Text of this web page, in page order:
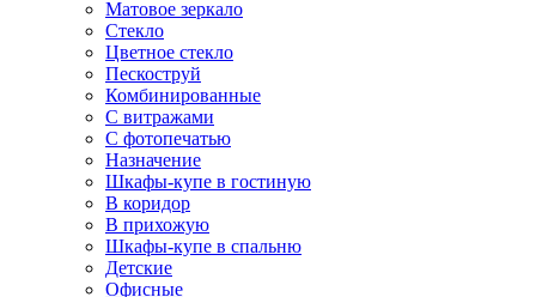
Матовое зеркало
Стекло
Цветное стекло
Пескоструй
Комбинированные
С витражами
С фотопечатью
Назначение
Шкафы-купе в гостиную
В коридор
В прихожую
Шкафы-купе в спальню
Детские
Офисные